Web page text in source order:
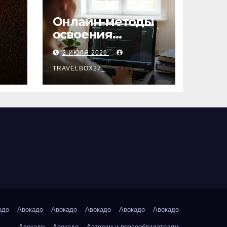
Онлайн-методы
освоения
актуальных
профессий
2 ИЮЛЯ 2026
TRAVELBOX27_
Авокадо Авокадо Авокадо Авокадо Авокадо